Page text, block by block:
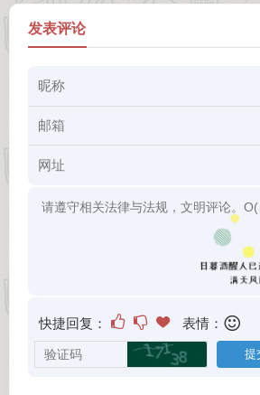
发表评论
快捷回复： 表情：